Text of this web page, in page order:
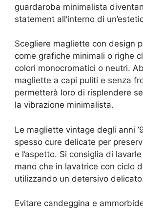
guardaroba minimalista
statement all’interno di
Scegliere magliette con design
come grafiche minimali o righe
colori monocromatici o neutri.
magliette a capi puliti e senza
permetterà loro di risplendere
la vibrazione minimalista.
Le magliette vintage degli anni
spesso cure delicate per
e l’aspetto. Si consiglia di
mano che in lavatrice con ciclo
utilizzando un detersivo
Evitare candeggina e